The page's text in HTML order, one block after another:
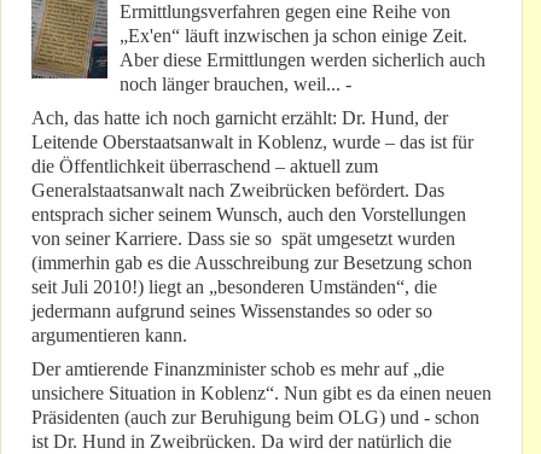
Ermittlungsverfahren gegen eine Reihe von
„Ex'en“ läuft inzwischen ja schon einige Zeit.
Aber diese Ermittlungen werden sicherlich auch
noch länger brauchen, weil... -
Ach, das hatte ich noch garnicht erzählt: Dr. Hund, der
Leitende Oberstaatsanwalt in Koblenz, wurde – das ist für
die Öffentlichkeit überraschend – aktuell zum
Generalstaatsanwalt nach Zweibrücken befördert. Das
entsprach sicher seinem Wunsch, auch den Vorstellungen
von seiner Karriere. Dass sie so spät umgesetzt wurden
(immerhin gab es die Ausschreibung zur Besetzung schon
seit Juli 2010!) liegt an „besonderen Umständen“, die
jedermann aufgrund seines Wissenstandes so oder so
argumentieren kann.
Der amtierende Finanzminister schob es mehr auf „die
unsichere Situation in Koblenz“. Nun gibt es da einen neuen
Präsidenten (auch zur Beruhigung beim OLG) und - schon
ist Dr. Hund in Zweibrücken. Da wird der natürlich die